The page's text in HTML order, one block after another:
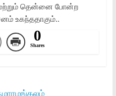
மற்றும் தென்னை போன்ற
உகந்ததாகும்..
0
Shares